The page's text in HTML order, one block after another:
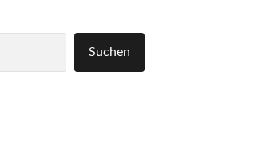
Suchen